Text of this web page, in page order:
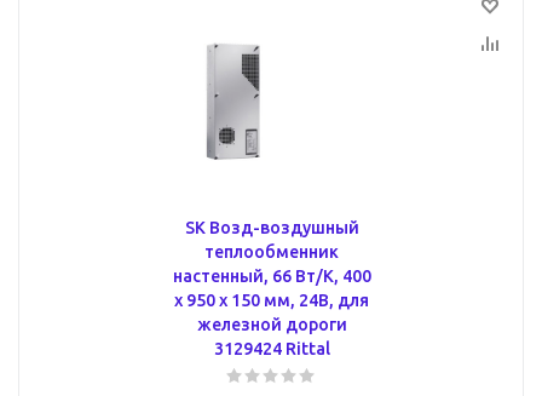
SK Возд-воздушный
теплообменник
настенный, 66 Вт/К, 400
х 950 х 150 мм, 24В, для
железной дороги
3129424 Rittal